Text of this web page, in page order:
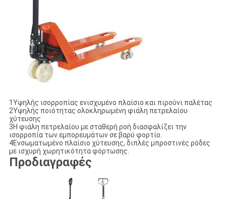
1Υψηλής ισορροπίας ενισχυμένο πλαίσιο και πιρούνι παλέτας
2Υψηλής ποιότητας ολοκληρωμένη φιάλη πετρελαίου
χύτευσης
3Η φιάλη πετρελαίου με σταθερή ροή διασφαλίζει την
ισορροπία των εμπορευμάτων σε βαρύ φορτίο.
4Ενσωματωμένο πλαίσιο χύτευσης, διπλές μπροστινές ρόδες
με ισχυρή χωρητικότητα φόρτωσης.
Προδιαγραφές